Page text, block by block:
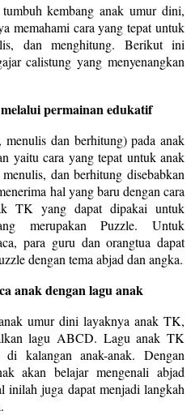
kembang anak umur dini,
memahami cara yang tepat untuk
dan menghitung. Berikut ini
calistung yang menyenangkan
permainan edukatif
menulis dan berhitung) pada anak
yaitu cara yang tepat untuk anak
dan berhitung disebabkan
hal yang baru dengan cara
TK yang dapat dipakai untuk
merupakan Puzzle. Untuk
para guru dan orangtua dapat
dengan tema abjad dan angka.
anak dengan lagu anak
umur dini layaknya anak TK,
lagu ABCD. Lagu anak TK
kalangan anak-anak. Dengan
akan belajar mengenali abjad
inilah juga dapat menjadi langkah